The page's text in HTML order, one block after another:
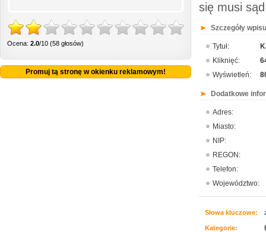
Ocena: 2.0/10 (58 głosów)
Promuj tą stronę w okienku reklamowym!
się musi
Szczegóły
Tytuł:
Kliknięć:
Wyświetleń:
Dodatkowe
Adres:
Miasto:
NIP:
REGON:
Telefon:
Województwo:
Słowa kluczowe:
Kategorie: